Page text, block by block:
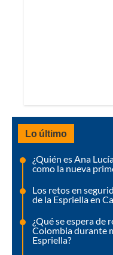
Lo último
¿Quién es Ana
como la nueva
Los retos en
de la Espriella en
¿Qué se espera de
Colombia durante
Espriella?